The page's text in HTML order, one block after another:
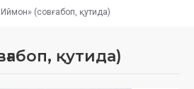
(совғабоп, қутида)
қутида)